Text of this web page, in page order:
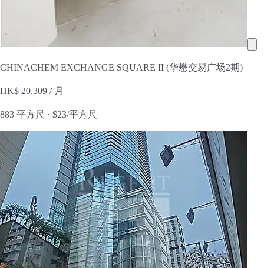
CHINACHEM EXCHANGE SQUARE II (华懋交易广场2期)
HK$ 20,309 / 月
883 平方尺 · $23/平方尺